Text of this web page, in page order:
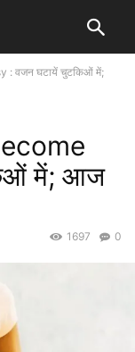
: वजन घटायें चुटकिओं में;
में; आज
0
1697